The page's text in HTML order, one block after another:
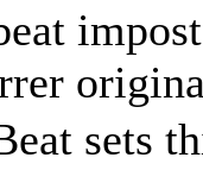
sets